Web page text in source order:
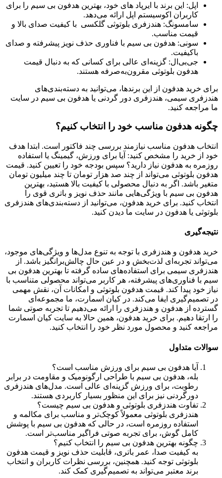
اپل: این برند با ایرپاد های خود، بهترین هدفون بی سیم را برای
کاربران اکوسیستم اپل ارائه می‌دهد.
سامسونگ: هندزفری بلوتوثی گلکسی با کیفیت صدای بالا و
قیمت مناسب.
سونی: هدفون بی سیم با فناوری حذف نویز پیشرفته و صدای
باکیفیت.
جی‌بی‌ال: گزینه‌ای عالی برای کسانی که به دنبال قیمت
هدفون بلوتوثی مقرون‌به‌صرفه هستند.
برای خرید هدفون از این برندها، می‌توانید به دسته‌بندی‌های
هندزفری سیمی، هندزفری دور گردنی یا هدفون بی سیم در سایت
ما مراجعه کنید.
چگونه هدفون مناسب خود را انتخاب کنیم؟
انتخاب هدفون مناسب نیازمند بررسی چند فاکتور است. ابتدا هدف
خود از خرید را مشخص کنید: آیا برای ورزش، گیمینگ یا استفاده
روزمره به هدفون نیاز دارید؟ سپس بودجه خود را تعیین کنید. قیمت
هدفون بلوتوثی می‌تواند از چند صد هزار تومان تا چند میلیون تومان
متغیر باشد. اگر به دنبال محصولی با کیفیت بالا هستید، بهترین
هدفون بی سیم با ویژگی‌هایی مانند حذف نویز و باتری قوی را
انتخاب کنید. برای خرید هدفون، می‌توانید از دسته‌بندی‌های هندزفری
بلوتوثی یا هدفون در سایت ما دیدن کنید.
نتیجه‌گیری
خرید هدفون و هندزفری با توجه به تنوع مدل‌ها و ویژگی‌های موجود،
می‌تواند تجربه‌ای لذت‌بخش و در عین حال چالش‌برانگیز باشد. از
هندزفری سیمی برای استفاده‌های ساده گرفته تا بهترین هدفون بی
سیم با فناوری‌های پیشرفته، هر کاربر می‌تواند محصولی متناسب با
نیاز خود پیدا کند. قیمت هدفون بلوتوثی و امکانات آن، نقش مهمی
در تصمیم‌گیری ایفا می‌کند. در کیان اسمارت، ما مجموعه‌ای
گسترده از هدفون و هندزفری را ارائه می‌دهیم تا تجربه صوتی شما
را ارتقا دهیم. برای خرید هدفون، همین حالا به سایت کیان اسمارت
مراجعه کنید و محصول مورد نظر خود را انتخاب کنید.
سوالات متداول
آیا هدفون بی سیم برای ورزش مناسب است؟
بله، هدفون بی سیم با طراحی ارگونومیک و مقاومت در برابر
رطوبت، برای ورزش گزینه‌ای عالی است. مدل‌های هندزفری
دورگردنی نیز برای این منظور بسیار کاربردی هستند.
تفاوت هندزفری بلوتوثی و هدفون بی سیم چیست؟
هندزفری بلوتوثی معمولاً کوچک‌تر و مناسب برای مکالمه و
استفاده روزمره است، در حالی که هدفون بی سیم با پوشش
کامل گوش، برای تجربه صوتی فراگیر مناسب‌تر است.
چگونه بهترین هدفون بی سیم را انتخاب کنیم؟
به کیفیت صدا، عمر باتری، قابلیت حذف نویز و قیمت هدفون
بلوتوثی توجه کنید. همچنین، بررسی نظرات کاربران و انتخاب
برند معتبر می‌تواند به تصمیم‌گیری کمک کند.